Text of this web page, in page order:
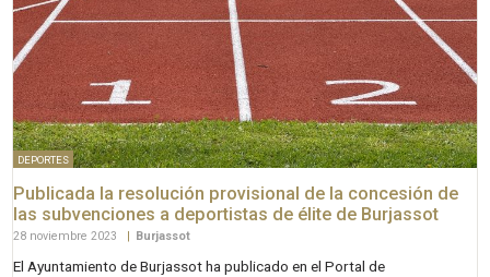
DEPORTES
Publicada la resolución provisional de la concesión de
las subvenciones a deportistas de élite de Burjassot
28 noviembre 2023 Burjassot
El Ayuntamiento de Burjassot ha publicado en el Portal de